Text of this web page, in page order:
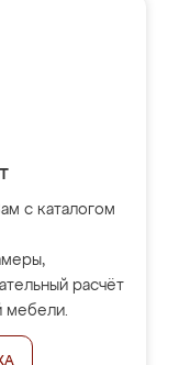
с каталогом
расчёт
мебели.